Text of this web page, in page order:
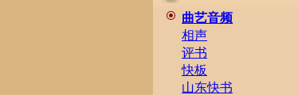
曲艺音频
相声
评书
快板
山东快书